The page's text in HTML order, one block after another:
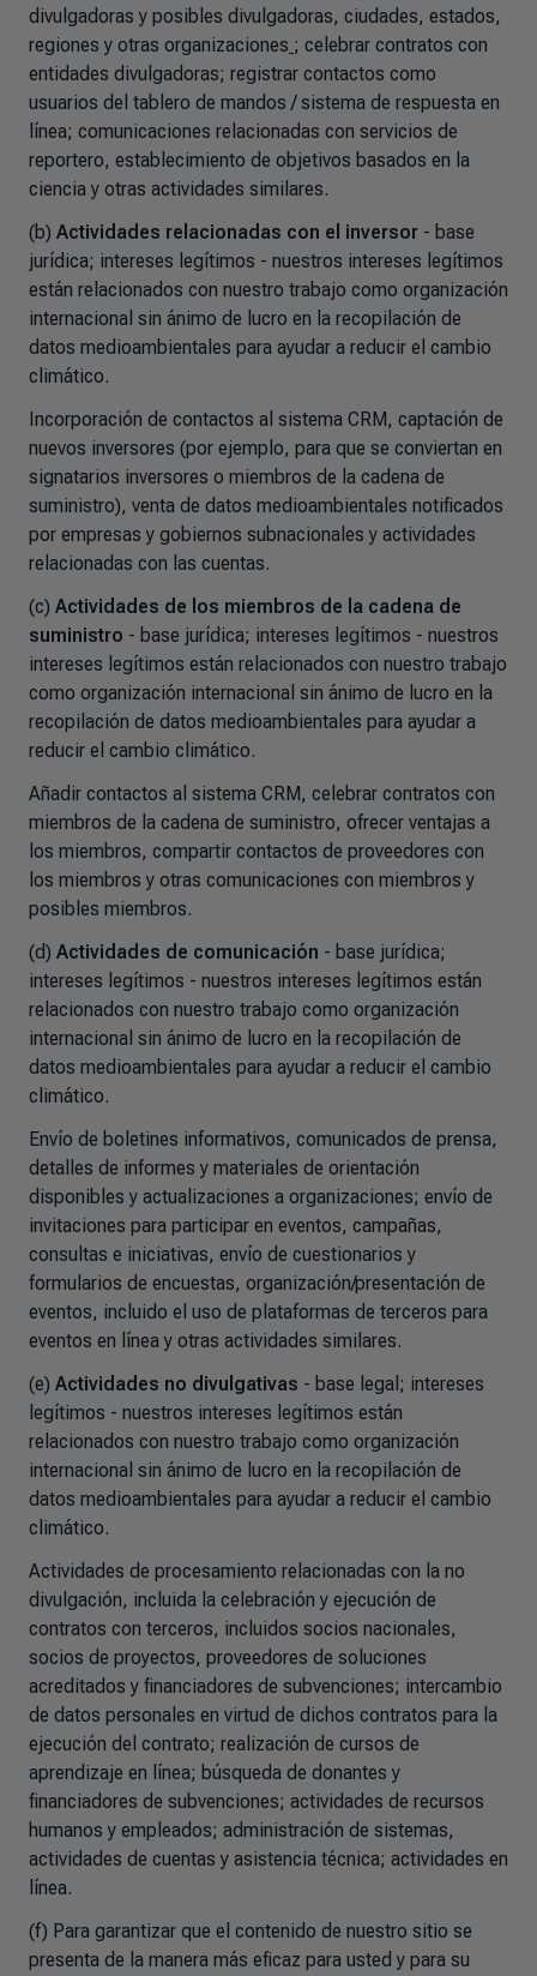
divulgadoras y posibles divulgadoras, ciudades, estados,
regiones y otras organizaciones ; celebrar contratos con
entidades divulgadoras; registrar contactos como
usuarios del tablero de mandos / sistema de respuesta en
línea; comunicaciones relacionadas con servicios de
reportero, establecimiento de objetivos basados en la
ciencia y otras actividades similares.
(b) Actividades relacionadas con el inversor - base
jurídica; intereses legítimos - nuestros intereses legítimos
están relacionados con nuestro trabajo como organización
internacional sin ánimo de lucro en la recopilación de
datos medioambientales para ayudar a reducir el cambio
climático.
Incorporación de contactos al sistema CRM, captación de
nuevos inversores (por ejemplo, para que se conviertan en
signatarios inversores o miembros de la cadena de
suministro), venta de datos medioambientales notificados
por empresas y gobiernos subnacionales y actividades
relacionadas con las cuentas.
(c) Actividades de los miembros de la cadena de
suministro - base jurídica; intereses legítimos - nuestros
intereses legítimos están relacionados con nuestro trabajo
como organización internacional sin ánimo de lucro en la
recopilación de datos medioambientales para ayudar a
reducir el cambio climático.
Añadir contactos al sistema CRM, celebrar contratos con
miembros de la cadena de suministro, ofrecer ventajas a
los miembros, compartir contactos de proveedores con
los miembros y otras comunicaciones con miembros y
posibles miembros.
(d) Actividades de comunicación - base jurídica;
intereses legítimos - nuestros intereses legítimos están
relacionados con nuestro trabajo como organización
internacional sin ánimo de lucro en la recopilación de
datos medioambientales para ayudar a reducir el cambio
climático.
Envío de boletines informativos, comunicados de prensa,
detalles de informes y materiales de orientación
disponibles y actualizaciones a organizaciones; envío de
invitaciones para participar en eventos, campañas,
consultas e iniciativas, envío de cuestionarios y
formularios de encuestas, organización/presentación de
eventos, incluido el uso de plataformas de terceros para
eventos en línea y otras actividades similares.
(e) Actividades no divulgativas - base legal; intereses
legítimos - nuestros intereses legítimos están
relacionados con nuestro trabajo como organización
internacional sin ánimo de lucro en la recopilación de
datos medioambientales para ayudar a reducir el cambio
climático.
Actividades de procesamiento relacionadas con la no
divulgación, incluida la celebración y ejecución de
contratos con terceros, incluidos socios nacionales,
socios de proyectos, proveedores de soluciones
acreditados y financiadores de subvenciones; intercambio
de datos personales en virtud de dichos contratos para la
ejecución del contrato; realización de cursos de
aprendizaje en línea; búsqueda de donantes y
financiadores de subvenciones; actividades de recursos
humanos y empleados; administración de sistemas,
actividades de cuentas y asistencia técnica; actividades en
línea.
(f) Para garantizar que el contenido de nuestro sitio se
presenta de la manera más eficaz para usted y para su